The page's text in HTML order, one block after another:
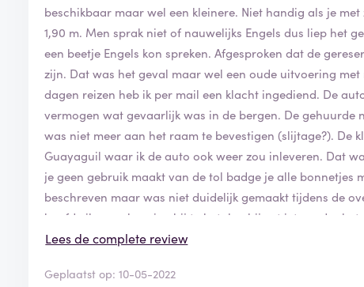
d
e
l
i
n
g
i
s
g
e
e
r
i
beschikbaar maar wel een kleinere. Niet handig als je
1,90 m. Men sprak niet of nauwelijks Engels dus liep het
een beetje Engels kon spreken. Afgesproken dat de
zijn. Dat was het geval maar wel een oude uitvoering
dagen reizen heb ik per mail een klacht ingediend. De
vermogen wat gevaarlijk was in de bergen. De
was niet meer aan het raam te bevestigen (slijtage?). De
Guayaguil waar ik de auto ook weer zou inleveren. Dat
je geen gebruik maakt van de tol badge je alle bonnetjes
beschreven maar was niet duidelijk gemaakt tijdens de
hoefde ik geen benzine bij te betalen hij zat iets onder het
boete te betalen omdat ik geen bonnetjes meer had. Wel
de auto.
Lees de complete review
Geplaatst op: 10-05-2022